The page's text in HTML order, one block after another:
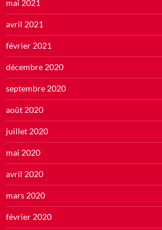
mai 2021
avril 2021
février 2021
décembre 2020
septembre 2020
août 2020
juillet 2020
mai 2020
avril 2020
mars 2020
février 2020